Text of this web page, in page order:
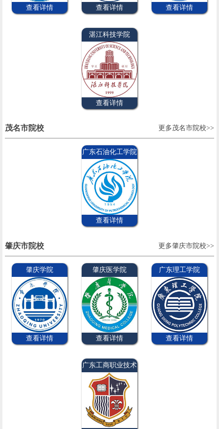
查看详情 查看详情 查看详情
湛江科技学院
查看详情
茂名市院校 更多茂名市院校>>
广东石油化工学院
查看详情
肇庆市院校 更多肇庆市院校>>
肇庆学院
查看详情
肇庆医学院
查看详情
广东理工学院
查看详情
广东工商职业技术
大学